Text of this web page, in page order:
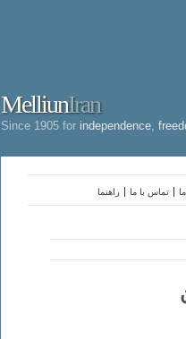
MelliunIran
Since 1905 for independence
راهنما تماس با ما